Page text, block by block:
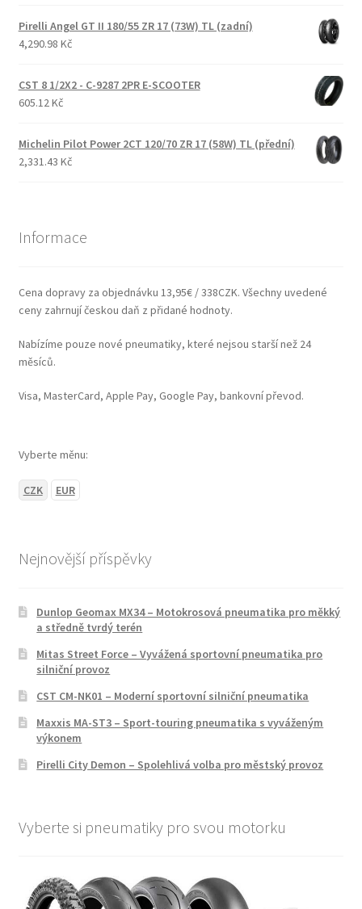
Pirelli Angel GT II 180/55 ZR 17 (73W) TL (zadní)
4,290.98 Kč
CST 8 1/2X2 - C-9287 2PR E-SCOOTER
605.12 Kč
Michelin Pilot Power 2CT 120/70 ZR 17 (58W) TL (přední)
2,331.43 Kč
Informace
Cena dopravy za objednávku 13,95€ / 338CZK. Všechny uvedené
ceny zahrnují českou daň z přidané hodnoty.
Nabízíme pouze nové pneumatiky, které nejsou starší než 24
měsíců.
Visa, MasterCard, Apple Pay, Google Pay, bankovní převod.
Vyberte měnu:
CZK EUR
Nejnovější příspěvky
Dunlop Geomax MX34 – Motokrosová pneumatika pro měkký
a středně tvrdý terén
Mitas Street Force – Vyvážená sportovní pneumatika pro
silniční provoz
CST CM-NK01 – Moderní sportovní silniční pneumatika
Maxxis MA-ST3 – Sport-touring pneumatika s vyváženým
výkonem
Pirelli City Demon – Spolehlivá volba pro městský provoz
Vyberte si pneumatiky pro svou motorku